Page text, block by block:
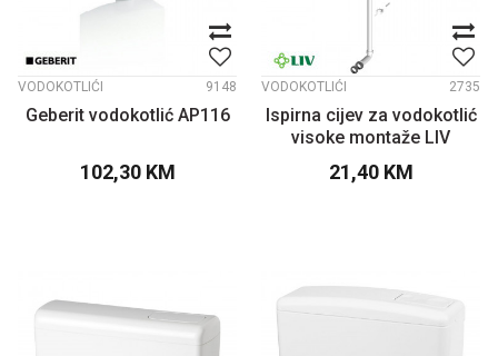
VODOKOTLIĆI 9148
Geberit vodokotlić AP116
102,30 KM
VODOKOTLIĆI 2735
Ispirna cijev za vodokotlić
visoke montaže LIV
21,40 KM